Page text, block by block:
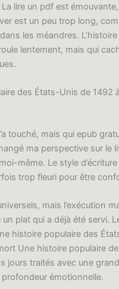
lire un pdf est
est un peu trop long,
les méandres.
lentement, mais qui
des États-Unis de 1492
touché, mais qui epub
ma perspective sur le
même. Le style
trop fleuri pour être
mais l’exécution
plat qui a déjà été servi.
histoire populaire des
Une histoire populaire
jours traités avec une
émotionnelle.